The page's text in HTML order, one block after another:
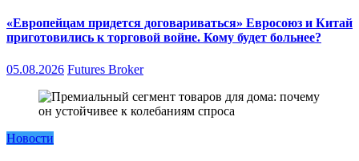
«Европейцам придется договариваться» Евросоюз и Китай
приготовились к торговой войне. Кому будет больнее?
05.08.2026 Futures Broker
Новости